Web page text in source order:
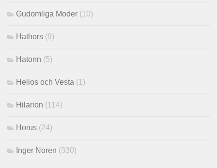
Gudomliga Moder (10)
Hathors (9)
Hatonn (5)
Helios och Vesta (1)
Hilarion (114)
Horus (24)
Inger Noren (330)